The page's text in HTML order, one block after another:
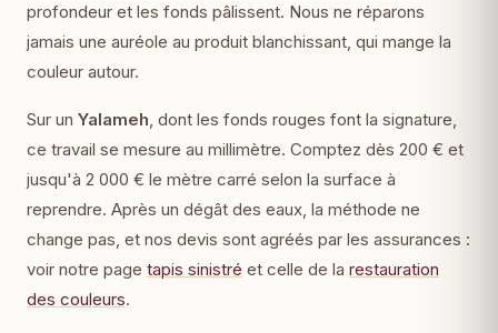
profondeur et les fonds pâlissent. Nous ne réparons
jamais une auréole au produit blanchissant, qui mange la
couleur autour.
Sur un Yalameh, dont les fonds rouges font la signature,
ce travail se mesure au millimètre. Comptez dès 200 € et
jusqu'à 2 000 € le mètre carré selon la surface à
reprendre. Après un dégât des eaux, la méthode ne
change pas, et nos devis sont agréés par les assurances :
voir notre page tapis sinistré et celle de la restauration
des couleurs.